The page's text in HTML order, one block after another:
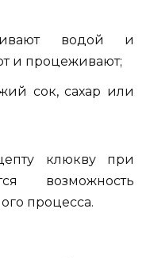
водой и
и процеживают;
сок, сахар или
клюкву при
возможность
процесса.